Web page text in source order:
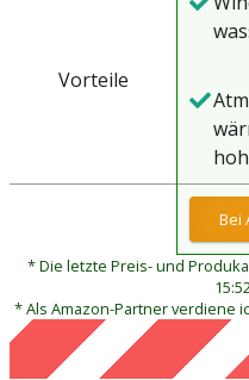
Vorteile
Bei
* Die letzte Preis- und
* Als Amazon-Partner verdiene